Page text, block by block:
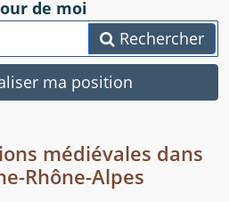
de moi
Rechercher
ma position
médiévales dans
Rhône-Alpes